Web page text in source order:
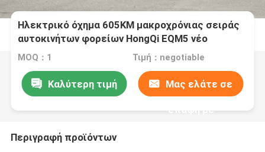
Ηλεκτρικό όχημα 605KM μακροχρόνιας σειράς
αυτοκινήτων φορείων HongQi EQM5 νέο
ενεργειακό πόρτα 4
MOQ：1 Τιμή：negotiable
Καλύτερη τιμή Μας ελάτε σε
επαφή με
Περιγραφή προϊόντων